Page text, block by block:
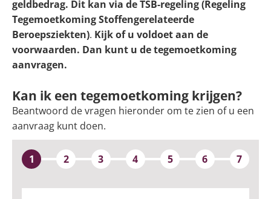
geldbedrag. Dit kan via de TSB-regeling (Regeling
Tegemoetkoming Stoffengerelateerde
Beroepsziekten). Kijk of u voldoet aan de
voorwaarden. Dan kunt u de tegemoetkoming
aanvragen.
Kan ik een tegemoetkoming krijgen?
Beantwoord de vragen hieronder om te zien of u een
aanvraag kunt doen.
1 2 3 4 5 6 7